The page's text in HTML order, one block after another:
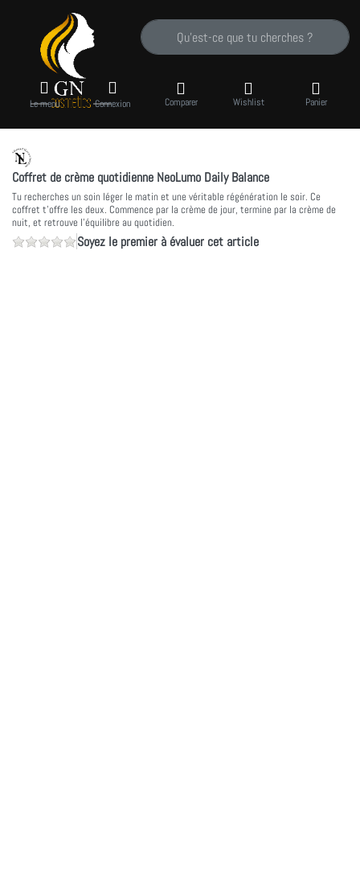
Saisissez un terme de recherche. Pendant
Le menu Connexion Comparer Wishlist Panier
Coffret de crème quotidienne NeoLumo Daily Balance
Tu recherches un soin léger le matin et une véritable régénération le soir. Ce
coffret t'offre les deux. Commence par la crème de jour, termine par la crème de
nuit, et retrouve l'équilibre au quotidien.
Soyez le premier à évaluer cet article